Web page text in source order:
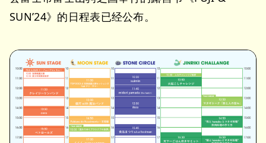
SUN’24》的日程表已经公布。